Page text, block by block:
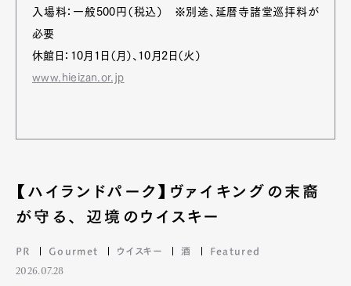
入場料：一般500円（税込） ※別途、延暦寺諸堂巡拝料が
必要
休館日：10月1日（月）、10月2日（火）
www.hieizan.or.jp
【ハイランドパーク】ヴァイキングの末裔
が守る、 辺境のウイスキー
PR Gourmet ウイスキー 酒 Featured
2026.07.28